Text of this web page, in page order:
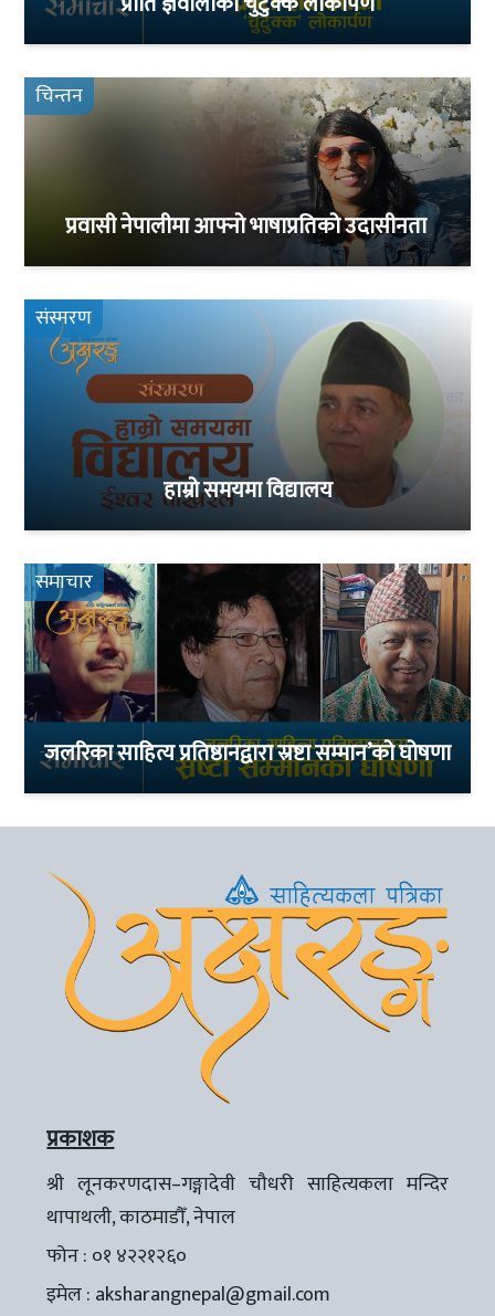
चिन्तन
प्रवासी नेपालीमा आफ्नो भाषाप्रतिको उदासीनता
संस्मरण
हाम्रो समयमा विद्यालय
समाचार
जलरिका साहित्य प्रतिष्ठानद्वारा स्रष्टा सम्मान’को घोषणा
प्रकाशक
श्री लूनकरणदास–गङ्गादेवी चौधरी साहित्यकला मन्दिर
थापाथली, काठमाडौँ, नेपाल
फोन : ०१ ४२२१२६०
इमेल : aksharangnepal@gmail.com